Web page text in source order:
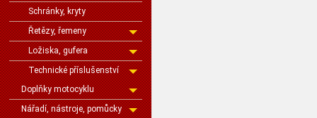
Schránky, kryty
Řetězy, řemeny
Ložiska, gufera
Technické příslušenství
Doplňky motocyklu
Nářadí, nástroje, pomůcky